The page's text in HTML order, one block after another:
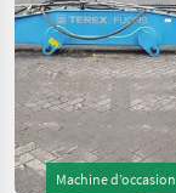
Machine d’occasion